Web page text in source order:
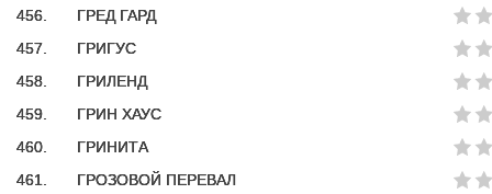
456.
ГРЕД ГАРД
457.
ГРИГУС
458.
ГРИЛЕНД
459.
ГРИН ХАУС
460.
ГРИНИТА
461.
ГРОЗОВОЙ ПЕРЕВАЛ